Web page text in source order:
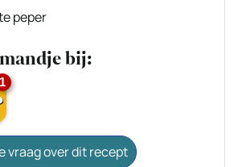
peper
bij:
1
vraag over dit recept